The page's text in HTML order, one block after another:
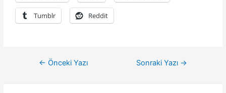
Tumblr Reddit
← Önceki Yazı Sonraki Yazı →